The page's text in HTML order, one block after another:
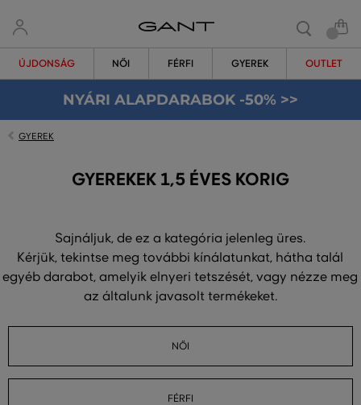
ÚJDONSÁG NŐI FÉRFI GYEREK OUTLET
NYÁRI ALAPDARABOK -50% >>
GYEREK
GYEREKEK 1,5 ÉVES KORIG
Sajnáljuk, de ez a kategória jelenleg üres.
Kérjük, tekintse meg további kínálatunkat, hátha talál
egyéb darabot, amelyik elnyeri tetszését, vagy nézze meg
az általunk javasolt termékeket.
NŐI
FÉRFI